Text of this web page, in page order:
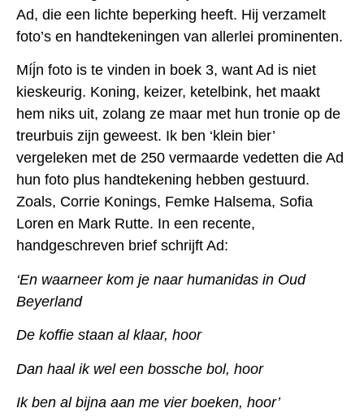
Ad, die een lichte beperking heeft. Hij verzamelt
foto’s en handtekeningen van allerlei prominenten.
Míj́n foto is te vinden in boek 3, want Ad is niet
kieskeurig. Koning, keizer, ketelbink, het maakt
hem niks uit, zolang ze maar met hun tronie op de
treurbuis zijn geweest. Ik ben ‘klein bier’
vergeleken met de 250 vermaarde vedetten die Ad
hun foto plus handtekening hebben gestuurd.
Zoals, Corrie Konings, Femke Halsema, Sofia
Loren en Mark Rutte. In een recente,
handgeschreven brief schrijft Ad:
‘En waarneer kom je naar humanidas in Oud
Beyerland
De koffie staan al klaar, hoor
Dan haal ik wel een bossche bol, hoor
Ik ben al bijna aan me vier boeken, hoor’